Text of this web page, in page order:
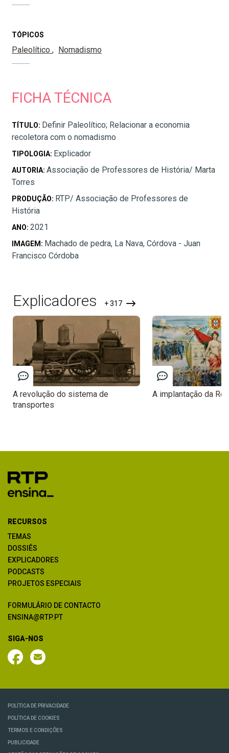
TÓPICOS
Paleolítico Nomadismo
FICHA TÉCNICA
TÍTULO: Definir Paleolítico; Relacionar a economia
recoletora com o nomadismo
TIPOLOGIA: Explicador
AUTORIA: Associação de Professores de História/ Marta
Torres
PRODUÇÃO: RTP/ Associação de Professores de
História
ANO: 2021
IMAGEM: Machado de pedra, La Nava, Córdova - Juan
Francisco Córdoba
Explicadores + 317
A revolução do sistema de
transportes
A implantação da
RECURSOS
TEMAS
DOSSIÊS
EXPLICADORES
PODCASTS
PROJETOS ESPECIAIS
FORMULÁRIO DE CONTACTO
ENSINA@RTP.PT
SIGA-NOS
POLÍTICA DE PRIVACIDADE
POLÍTICA DE COOKIES
TERMOS E CONDIÇÕES
PUBLICIDADE